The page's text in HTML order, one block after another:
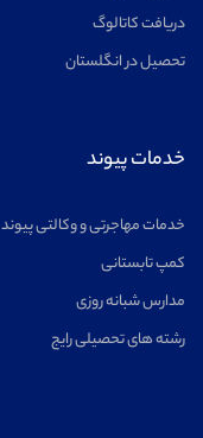
دریافت کاتالوگ
تحصیل در انگلستان
خدمات پیوند
خدمات مهاجرتی و وکالتی پیوند
کمپ تابستانی
مدارس شبانه روزی
رشته های تحصیلی رایج